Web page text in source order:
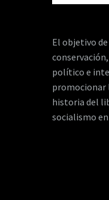
El objetivo
político e
promocionar
historia del
socialismo en